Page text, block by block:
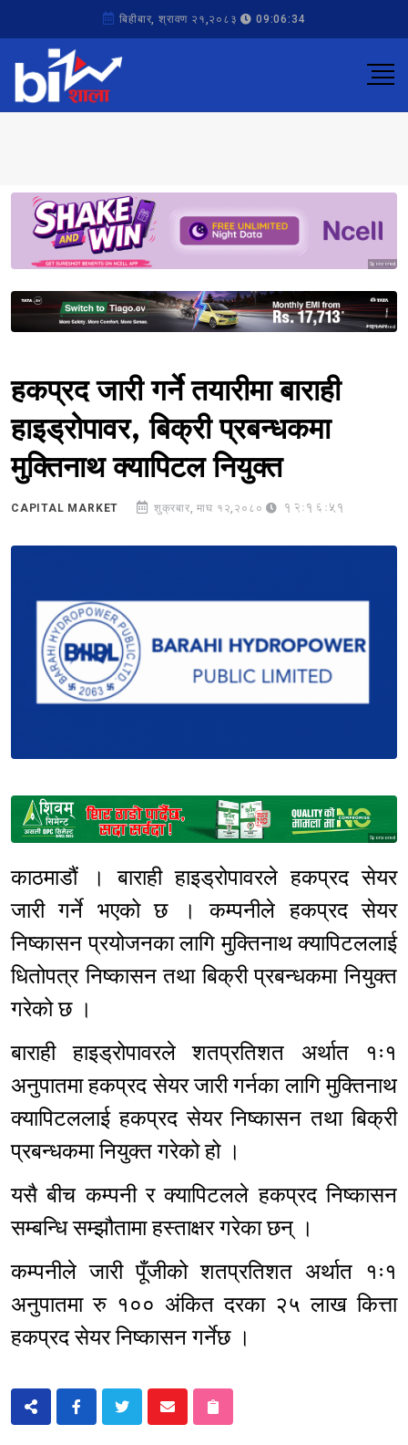
बिहीबार, श्रावण २१,२०८३ 09:06:34
Sponsored
Sponsored
हकप्रद जारी गर्ने तयारीमा बाराही
हाइड्रोपावर, बिक्री प्रबन्धकमा
मुक्तिनाथ क्यापिटल नियुक्त
CAPITAL MARKET शुक्रबार, माघ १२,२०८० 12:16:51
Sponsored
काठमाडौं । बाराही हाइड्रोपावरले हकप्रद सेयर
जारी गर्ने भएको छ । कम्पनीले हकप्रद सेयर
निष्कासन प्रयोजनका लागि मुक्तिनाथ क्यापिटललाई
धितोपत्र निष्कासन तथा बिक्री प्रबन्धकमा नियुक्त
गरेको छ ।
बाराही हाइड्रोपावरले शतप्रतिशत अर्थात १ः१
अनुपातमा हकप्रद सेयर जारी गर्नका लागि मुक्तिनाथ
क्यापिटललाई हकप्रद सेयर निष्कासन तथा बिक्री
प्रबन्धकमा नियुक्त गरेको हो ।
यसै बीच कम्पनी र क्यापिटलले हकप्रद निष्कासन
सम्बन्धि सम्झौतामा हस्ताक्षर गरेका छन् ।
कम्पनीले जारी पूँजीको शतप्रतिशत अर्थात १ः१
अनुपातमा रु १०० अंकित दरका २५ लाख कित्ता
हकप्रद सेयर निष्कासन गर्नेछ ।